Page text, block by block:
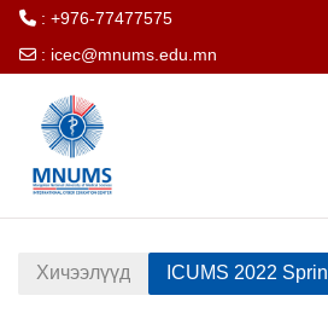
: +976-77477575
: icec@mnums.edu.mn
Хичээлүүд ICUMS 2022